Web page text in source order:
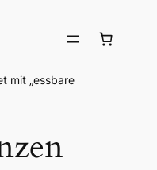
mit „essbare